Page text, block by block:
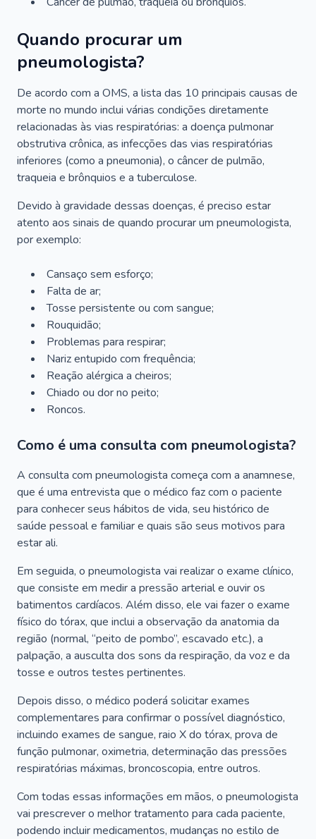
Quando procurar um
pneumologista?
De acordo com a OMS, a lista das 10 principais causas de
morte no mundo inclui várias condições diretamente
relacionadas às vias respiratórias: a doença pulmonar
obstrutiva crônica, as infecções das vias respiratórias
inferiores (como a pneumonia), o câncer de pulmão,
traqueia e brônquios e a tuberculose.
Devido à gravidade dessas doenças, é preciso estar
atento aos sinais de quando procurar um pneumologista,
por exemplo:
Cansaço sem esforço;
Falta de ar;
Tosse persistente ou com sangue;
Rouquidão;
Problemas para respirar;
Nariz entupido com frequência;
Reação alérgica a cheiros;
Chiado ou dor no peito;
Roncos.
Como é uma consulta com pneumologista?
A consulta com pneumologista começa com a anamnese,
que é uma entrevista que o médico faz com o paciente
para conhecer seus hábitos de vida, seu histórico de
saúde pessoal e familiar e quais são seus motivos para
estar ali.
Em seguida, o pneumologista vai realizar o exame clínico,
que consiste em medir a pressão arterial e ouvir os
batimentos cardíacos. Além disso, ele vai fazer o exame
físico do tórax, que inclui a observação da anatomia da
região (normal, “peito de pombo”, escavado etc.), a
palpação, a ausculta dos sons da respiração, da voz e da
tosse e outros testes pertinentes.
Depois disso, o médico poderá solicitar exames
complementares para confirmar o possível diagnóstico,
incluindo exames de sangue, raio X do tórax, prova de
função pulmonar, oximetria, determinação das pressões
respiratórias máximas, broncoscopia, entre outros.
Com todas essas informações em mãos, o pneumologista
vai prescrever o melhor tratamento para cada paciente,
podendo incluir medicamentos, mudanças no estilo de